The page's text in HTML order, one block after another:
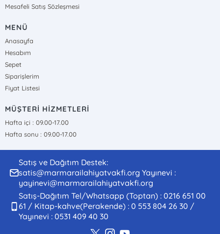
Mesafeli Satış Sözleşmesi
MENÜ
Anasayfa
Hesabım
Sepet
Siparişlerim
Fiyat Listesi
MÜŞTERİ HİZMETLERİ
Hafta içi : 09.00-17.00
Hafta sonu : 09.00-17.00
Satış ve Dağıtım Destek:
satis@marmarailahiyatvakfi.org Yayınevi :
yayinevi@marmarailahiyatvakfi.org
Satış-Dağıtım Tel/Whatsapp (Toptan) : 0216 651 00
61 / Kitap-kahve(Perakende) : 0 553 804 26 30 /
Yayınevi : 0531 409 40 30